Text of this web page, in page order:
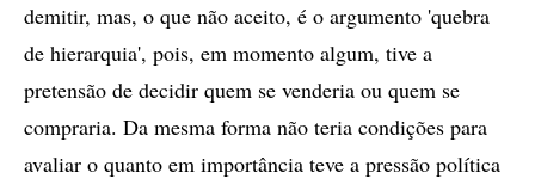
demitir, mas, o que não aceito, é o argumento 'quebra
de hierarquia', pois, em momento algum, tive a
pretensão de decidir quem se venderia ou quem se
compraria. Da mesma forma não teria condições para
avaliar o quanto em importância teve a pressão política